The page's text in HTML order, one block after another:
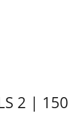
2 | 150